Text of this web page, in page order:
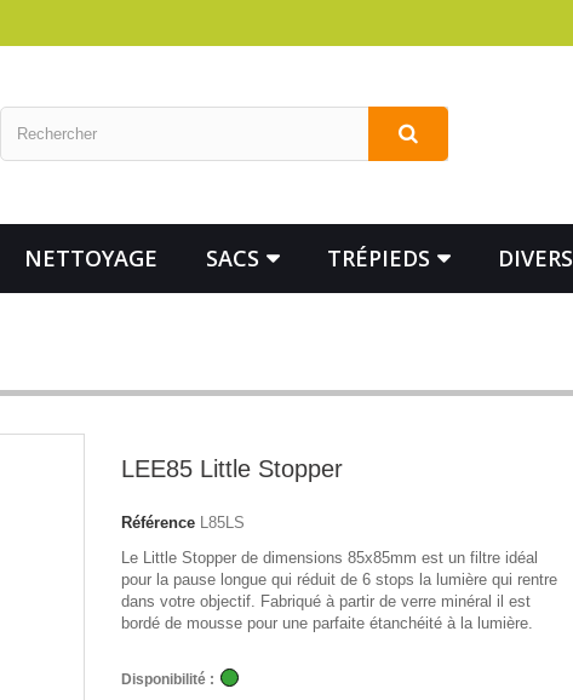
NETTOYAGE SACS TRÉPIEDS DIVERS
LEE85 Little Stopper
Référence L85LS
Le Little Stopper de dimensions 85x85mm est un filtre idéal
pour la pause longue qui réduit de 6 stops la lumière qui rentre
dans votre objectif. Fabriqué à partir de verre minéral il est
bordé de mousse pour une parfaite étanchéité à la lumière.
Disponibilité :